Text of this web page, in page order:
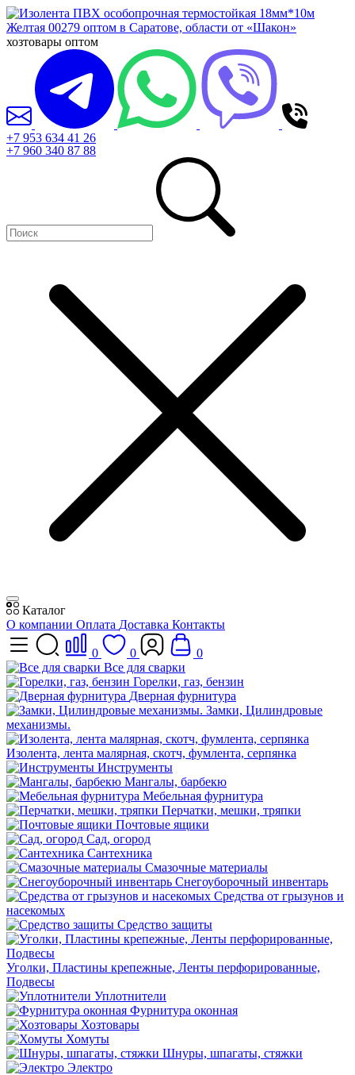
хозтовары оптом
+7 953 634 41 26
+7 960 340 87 88
Каталог
О компании Оплата Доставка Контакты
0 0
0
Все для сварки
Горелки, газ, бензин
Дверная фурнитура
Замки, Цилиндровые
механизмы.
Изолента, лента малярная, скотч, фумлента, серпянка
Инструменты
Мангалы, барбекю
Мебельная фурнитура
Перчатки, мешки, тряпки
Почтовые ящики
Сад, огород
Сантехника
Смазочные материалы
Снегоуборочный инвентарь
Средства от грызунов и
насекомых
Средство защиты
Уголки, Пластины крепежные, Ленты перфорированные,
Подвесы
Уплотнители
Фурнитура оконная
Хозтовары
Хомуты
Шнуры, шпагаты, стяжки
Электро